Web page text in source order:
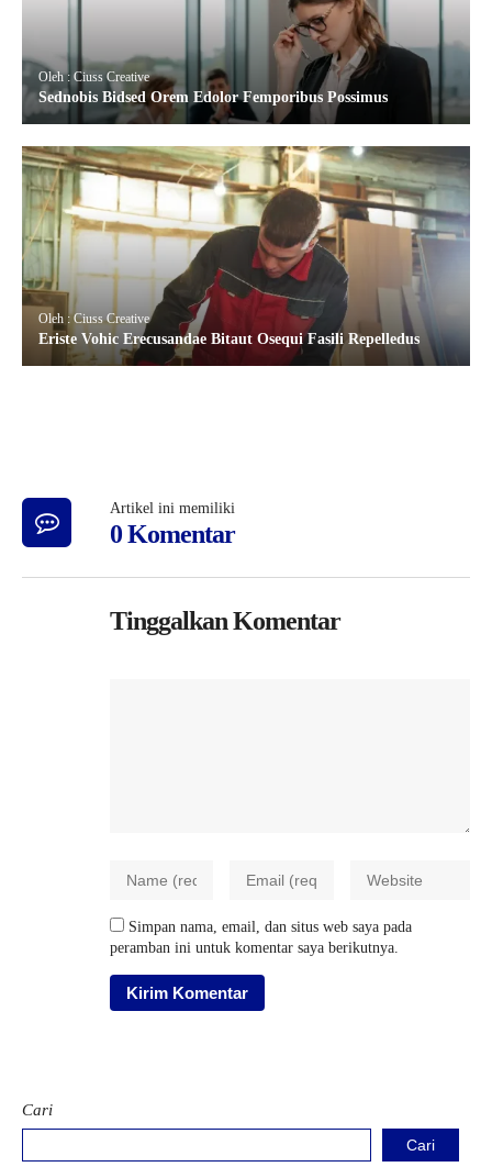
Oleh : Ciuss Creative
Sednobis Bidsed Orem Edolor Femporibus Possimus
Oleh : Ciuss Creative
Eriste Vohic Erecusandae Bitaut Osequi Fasili Repelledus
Artikel ini memiliki
0 Komentar
Tinggalkan Komentar
Simpan nama, email, dan situs web saya pada
peramban ini untuk komentar saya berikutnya.
Cari
Cari